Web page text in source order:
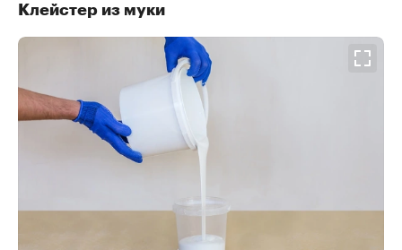
Клейстер из муки